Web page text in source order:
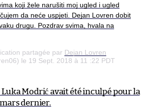
koji žele narušiti moj ugled i ugled
da neće uspjeti. Dejan Lovren dobit
drugu. Pozdrav svima, hvala na
partagée par Dejan Lovren
le 19 Sept. 2018 à 11 :22 PDT
Modrić avait été inculpé pour la
dernier.